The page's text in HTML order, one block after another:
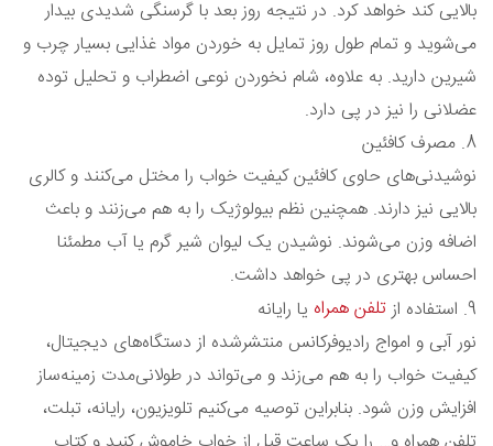
بالایی کند خواهد کرد. در نتیجه روز بعد با گرسنگی شدیدی بیدار
می‌شوید و تمام طول روز تمایل به خوردن مواد غذایی بسیار چرب و
شیرین دارید. به علاوه، شام نخوردن نوعی اضطراب و تحلیل توده
عضلانی را نیز در پی دارد.
8. مصرف کافئین
نوشیدنی‌های حاوی کافئین کیفیت خواب را مختل می‌کنند و کالری
بالایی نیز دارند. همچنین نظم بیولوژیک را به هم می‌زنند و باعث
اضافه وزن می‌شوند. نوشیدن یک لیوان شیر گرم یا آب مطمئنا
احساس بهتری در پی خواهد داشت.
9. استفاده از
تلفن همراه یا رایانه
نور آبی و امواج رادیوفرکانس منتشرشده از دستگاه‌های دیجیتال،
کیفیت خواب را به هم می‌زند و می‌تواند در طولانی‌مدت زمینه‌ساز
افزایش وزن شود. بنابراین توصیه می‌کنیم تلویزیون، رایانه، تبلت،